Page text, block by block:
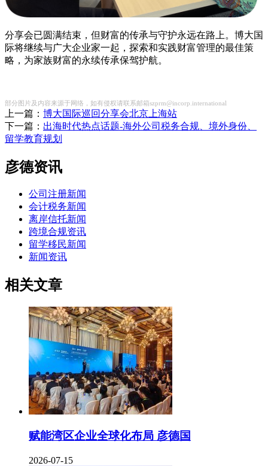
分享会已圆满结束，但财富的传承与守护永远在路上。博大国
际将继续与广大企业家一起，探索和实践财富管理的最佳策
略，为家族财富的永续传承保驾护航。
部分图片及内容来源于网络，如有侵权请联系邮箱szprm@incorp.international
上一篇： 博大国际巡回分享会北京上海站
下一篇： 出海时代热点话题-海外公司税务合规、境外身份、
留学教育规划
彦德资讯
公司注册新闻
会计税务新闻
离岸信托新闻
跨境合规资讯
留学移民新闻
新闻资讯
相关文章
赋能湾区企业全球化布局 彦德国
2026-07-15